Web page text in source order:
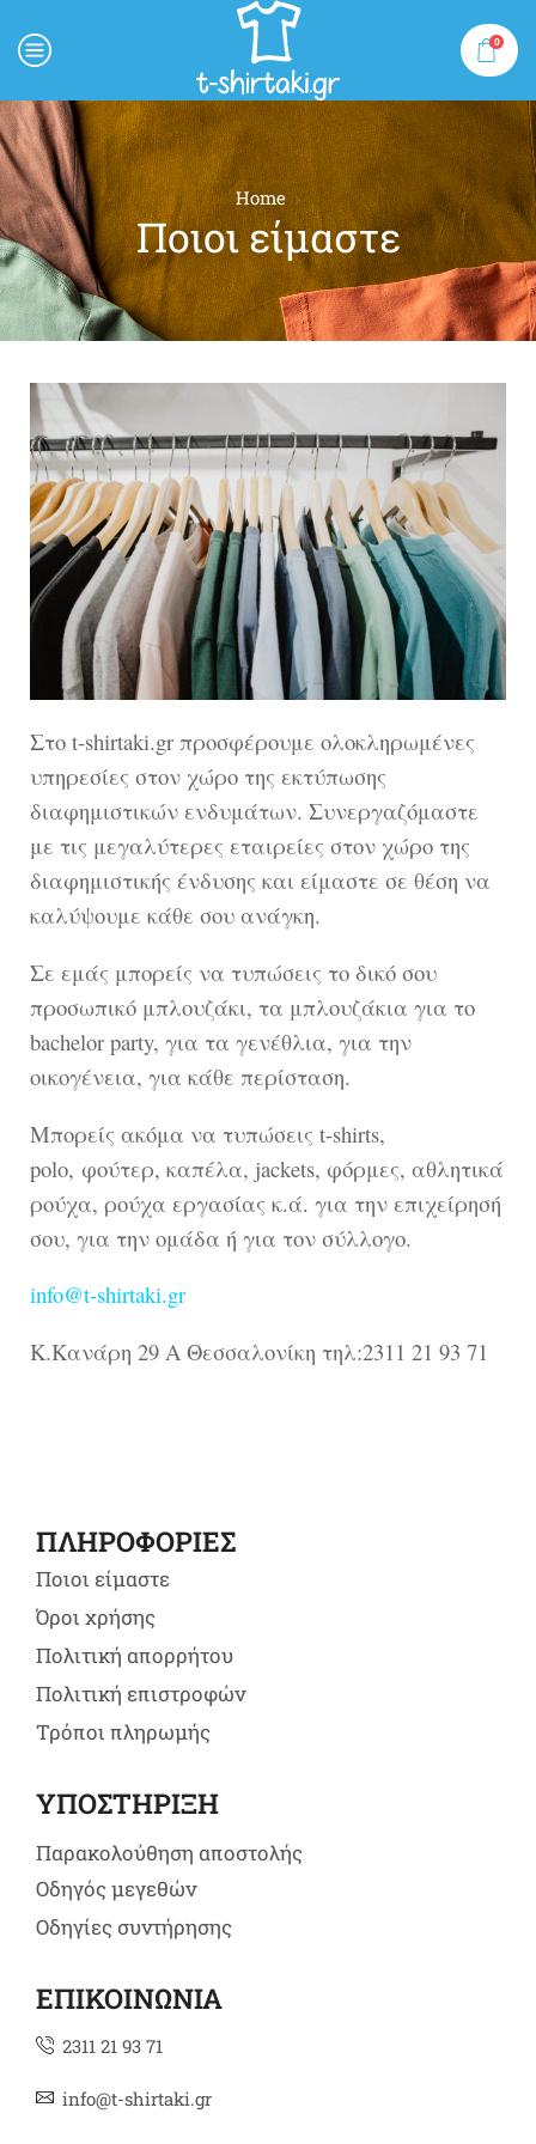
0
Home
Ποιοι είμαστε
Στο t-shirtaki.gr προσφέρουμε ολοκληρωμένες
υπηρεσίες στον χώρο της εκτύπωσης
διαφημιστικών ενδυμάτων. Συνεργαζόμαστε
με τις μεγαλύτερες εταιρείες στον χώρο της
διαφημιστικής ένδυσης και είμαστε σε θέση να
καλύψουμε κάθε σου ανάγκη.
Σε εμάς μπορείς να τυπώσεις το δικό σου
προσωπικό μπλουζάκι, τα μπλουζάκια για το
bachelor party, για τα γενέθλια, για την
οικογένεια, για κάθε περίσταση.
Μπορείς ακόμα να τυπώσεις t-shirts,
polo, φούτερ, καπέλα, jackets, φόρμες, αθλητικά
ρούχα, ρούχα εργασίας κ.ά. για την επιχείρησή
σου, για την ομάδα ή για τον σύλλογο.
info@t-shirtaki.gr
Κ.Κανάρη 29 Α Θεσσαλονίκη τηλ:2311 21 93 71
ΠΛΗΡΟΦΟΡΙΕΣ
Ποιοι είμαστε
Όροι χρήσης
Πολιτική απορρήτου
Πολιτική επιστροφών
Τρόποι πληρωμής
ΥΠΟΣΤΗΡΙΞΗ
Παρακολούθηση αποστολής
Οδηγός μεγεθών
Οδηγίες συντήρησης
ΕΠΙΚΟΙΝΩΝΙΑ
2311 21 93 71
info@t-shirtaki.gr